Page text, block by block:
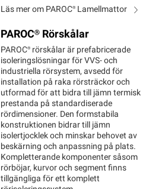
Läs mer om PAROC® Lamellmattor
PAROC® Rörskålar
PAROC® rörskålar är prefabricerade
isoleringslösningar för VVS‑ och
industriella rörsystem, avsedd för
installation på raka rörsträckor och
utformad för att bidra till jämn termisk
prestanda på standardiserade
rördimensioner. Den formstabila
konstruktionen bidrar till jämn
isolertjocklek och minskar behovet av
beskärning och anpassning på plats.
Kompletterande komponenter såsom
rörböjar, kurvor och segment finns
tillgängliga för ett komplett